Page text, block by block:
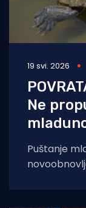
19 svi. 2026
Ne
Puštanje